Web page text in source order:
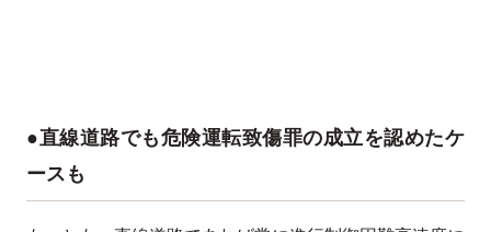
●直線道路でも危険運転致傷罪の成立を認めたケ
ースも